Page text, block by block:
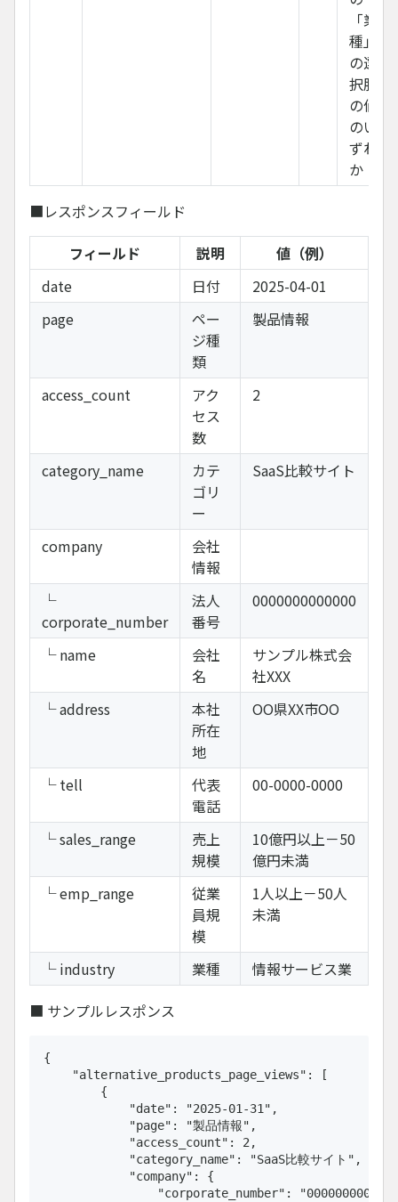
「業
種」
の選
択肢
の値
のい
ずれ
か
■レスポンスフィールド
フィールド
説明
値（例）
date
日付
2025-04-01
page
ペー
ジ種
類
製品情報
access_count
アク
セス
数
2
category_name
カテ
ゴリ
ー
SaaS比較サイト
company
会社
情報
└
corporate_number
法人
番号
0000000000000
└ name
会社
名
サンプル株式会
社XXX
└ address
本社
所在
地
OO県XX市OO
└ tell
代表
電話
00-0000-0000
└ sales_range
売上
規模
10億円以上－50
億円未満
└ emp_range
従業
員規
模
1人以上－50人
未満
└ industry 業種
情報サービス業
■ サンプルレスポンス
{
    "alternative_products_page_views": [
        {
            "date": "2025-01-31",
            "page": "製品情報",
            "access_count": 2,
            "category_name": "SaaS比較サイト",
            "company": {
"corporate_number":